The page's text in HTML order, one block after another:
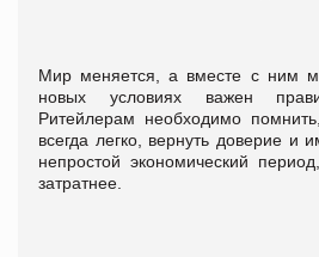
Мир меняется, а вместе с ним
новых условиях важен
Ритейлерам необходимо
всегда легко, вернуть доверие и
непростой экономический
затратнее.